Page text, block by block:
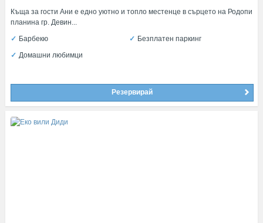
Къща за гости Ани е едно уютно и топло местенце в сърцето на Родопи
планина гр. Девин...
Барбекю
Безплатен паркинг
Домашни любимци
Резервирай